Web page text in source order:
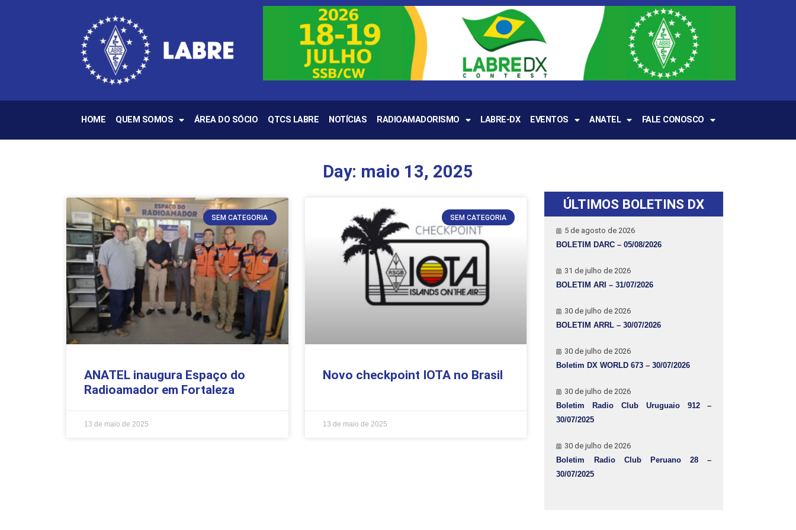
HOME QUEM SOMOS ÁREA DO SÓCIO QTCS LABRE NOTÍCIAS RADIOAMADORISMO LABRE-DX EVENTOS ANATEL FALE CONOSCO
Day: maio 13, 2025
SEM CATEGORIA
ANATEL inaugura Espaço do
Radioamador em Fortaleza
13 de maio de 2025
SEM CATEGORIA
Novo checkpoint IOTA no Brasil
13 de maio de 2025
ÚLTIMOS BOLETINS DX
5 de agosto de 2026
BOLETIM DARC – 05/08/2026
31 de julho de 2026
BOLETIM ARI – 31/07/2026
30 de julho de 2026
BOLETIM ARRL – 30/07/2026
30 de julho de 2026
Boletim DX WORLD 673 – 30/07/2026
30 de julho de 2026
Boletim Radio Club Uruguaio 912 –
30/07/2025
30 de julho de 2026
Boletim Radio Club Peruano 28 –
30/07/2025